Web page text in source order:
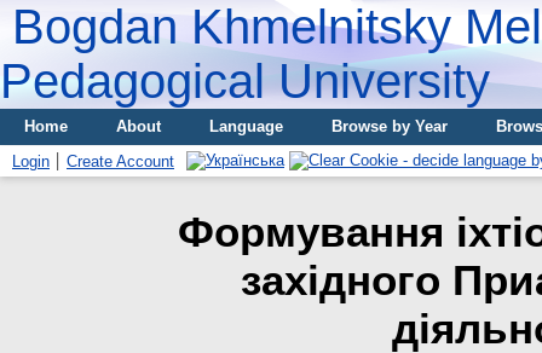
Bogdan Khmelnitsky
Pedagogical University
Home About Language Browse by Year
Login
Create Account
Формування
західного